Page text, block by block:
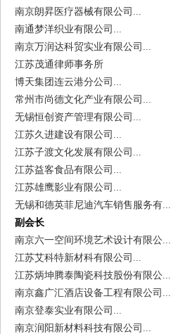
南京朗昇医疗器械有限公司...
南通梦洋织业有限公司...
南京万润达科贸实业有限公司...
江苏茂通律师事务所
博天集团连云港分公司...
常州市尚德文化产业有限公司...
无锡恒创资产管理有限公司...
江苏久进建设有限公司...
江苏子渡文化发展有限公司...
江苏益客食品有限公司...
江苏雄鹰影业有限公司...
无锡和德英菲尼迪汽车销售服务有...
副会长
南京六一空间环境艺术设计有限公...
江苏艾科特新材科有限公司...
江苏炳坤腾泰陶瓷科技股份有限公...
南京鑫广汇酒店设备工程有限公司...
南京登泰实业有限公司...
南京润阳新材料科技有限公司...